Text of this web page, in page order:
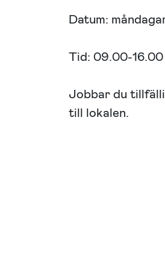
Datum:
Tid: 09.00-16.00
Jobbar du
till lokalen.